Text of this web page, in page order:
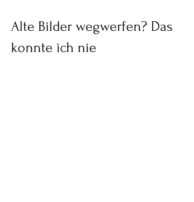
Alte Bilder wegwerfen? Das
konnte ich nie